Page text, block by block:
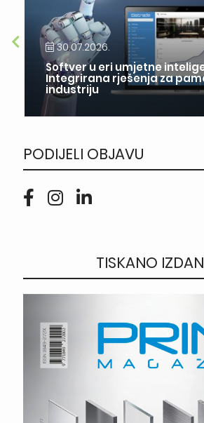
30.07.2026.
Softver u eri umjetne
Integrirana rješenja za
industriju
PODIJELI OBJAVU
TISKANO